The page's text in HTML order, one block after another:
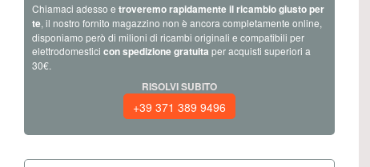
Chiamaci adesso e troveremo rapidamente il ricambio giusto per
te, il nostro fornito magazzino non è ancora completamente online,
disponiamo però di milioni di ricambi originali e compatibili per
elettrodomestici con spedizione gratuita per acquisti superiori a
30€.
RISOLVI SUBITO
+39 371 389 9496